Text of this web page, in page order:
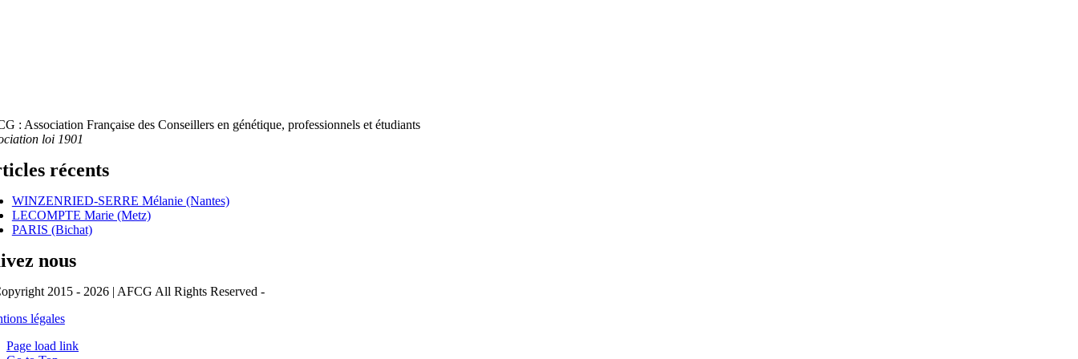
: Association Française des Conseillers en génétique, professionnels et étudiants
loi 1901
récents
WINZENRIED-SERRE Mélanie (Nantes)
LECOMPTE Marie (Metz)
PARIS (Bichat)
nous
2015 - 2026 | AFCG All Rights Reserved -
légales
Page load link